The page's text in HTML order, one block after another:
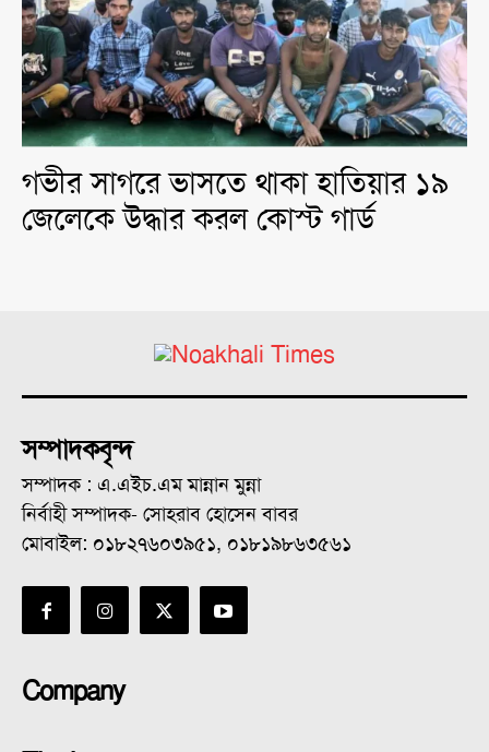
গভীর সাগরে ভাসতে থাকা হাতিয়ার ১৯
জেলেকে উদ্ধার করল কোস্ট গার্ড
সম্পাদকবৃন্দ
সম্পাদক : এ.এইচ.এম মান্নান মুন্না
নির্বাহী সম্পাদক- সোহরাব হোসেন বাবর
মোবাইল: ০১৮২৭৬০৩৯৫১, ০১৮১৯৮৬৩৫৬১
Company